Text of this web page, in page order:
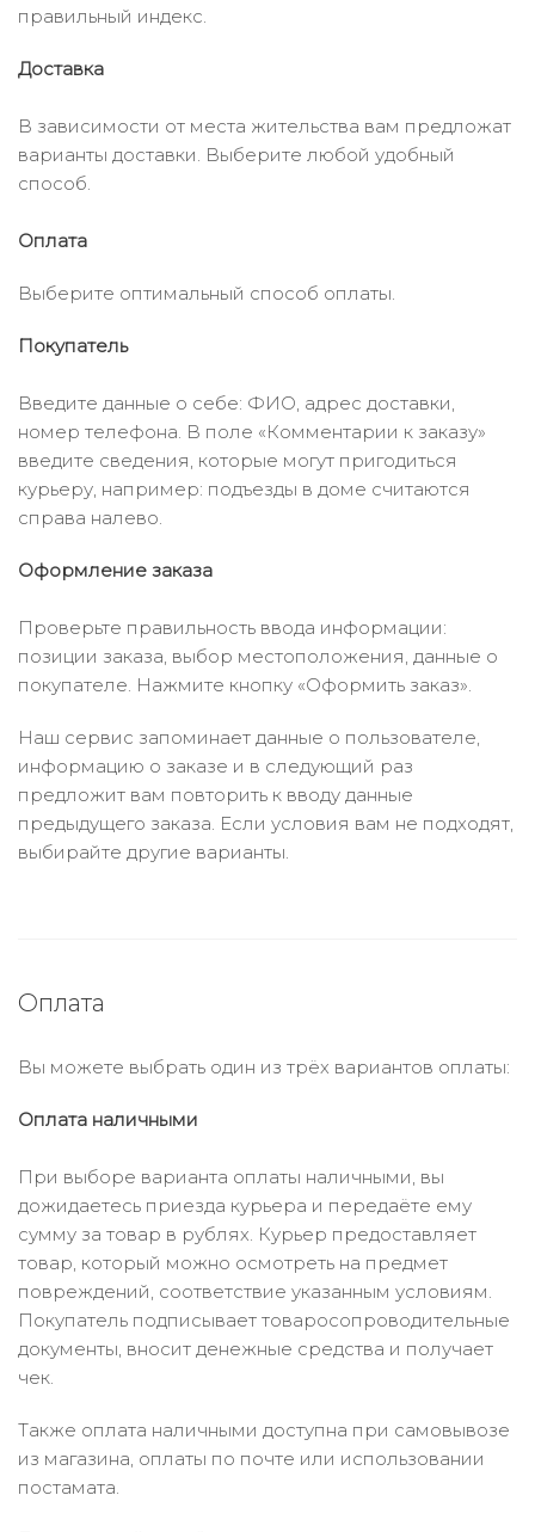
правильный индекс.
Доставка
В зависимости от места жительства вам предложат
варианты доставки. Выберите любой удобный
способ.
Оплата
Выберите оптимальный способ оплаты.
Покупатель
Введите данные о себе: ФИО, адрес доставки,
номер телефона. В поле «Комментарии к заказу»
введите сведения, которые могут пригодиться
курьеру, например: подъезды в доме считаются
справа налево.
Оформление заказа
Проверьте правильность ввода информации:
позиции заказа, выбор местоположения, данные о
покупателе. Нажмите кнопку «Оформить заказ».
Наш сервис запоминает данные о пользователе,
информацию о заказе и в следующий раз
предложит вам повторить к вводу данные
предыдущего заказа. Если условия вам не подходят,
выбирайте другие варианты.
Оплата
Вы можете выбрать один из трёх вариантов оплаты:
Оплата наличными
При выборе варианта оплаты наличными, вы
дожидаетесь приезда курьера и передаёте ему
сумму за товар в рублях. Курьер предоставляет
товар, который можно осмотреть на предмет
повреждений, соответствие указанным условиям.
Покупатель подписывает товаросопроводительные
документы, вносит денежные средства и получает
чек.
Также оплата наличными доступна при самовывозе
из магазина, оплаты по почте или использовании
постамата.